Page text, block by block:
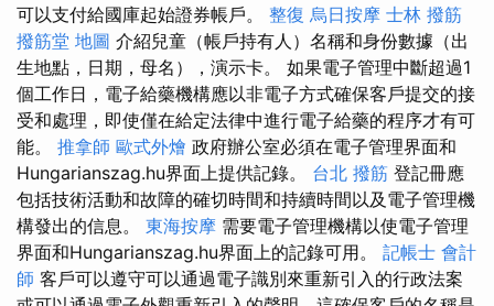
可以支付給國庫起始證券帳戶。 整復 烏日按摩 士林 撥筋
撥筋堂 地圖 介紹兒童（帳戶持有人）名稱和身份數據（出
生地點，日期，母名），演示卡。 如果電子管理中斷超過1
個工作日，電子給藥機構應以非電子方式確保客戶提交的接
受和處理，即使僅在給定法律中進行電子給藥的程序才有可
能。 推拿師 歐式外燴 政府辦公室必須在電子管理界面和
Hungarianszag.hu界面上提供記錄。 台北 撥筋 登記冊應
包括技術活動和故障的確切時間和持續時間以及電子管理機
構發出的信息。 東海按摩 需要電子管理機構以使電子管理
界面和Hungarianszag.hu界面上的記錄可用。 記帳士 會計
師 客戶可以遵守可以通過電子識別來重新引入的行政法案